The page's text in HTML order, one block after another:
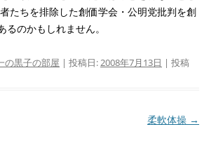
たちを排除した創価学会・公明党批判を創
のかもしれません。
の黒子の部屋 | 投稿日: 2008年7月13日 | 投稿
柔軟体操 →